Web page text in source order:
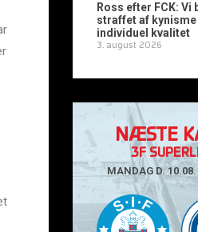
Ross efter FCK: Vi
straffet af kynisme
individuel kvalitet
3. august 2026
NÆSTE
3F
MANDAG D.